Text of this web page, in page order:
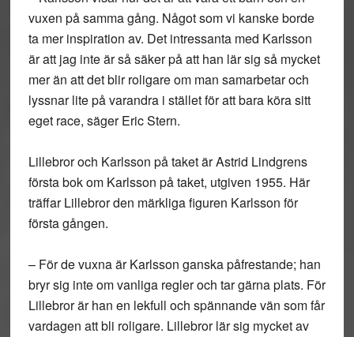
vuxen på samma gång. Något som vi kanske borde
ta mer inspiration av. Det intressanta med Karlsson
är att jag inte är så säker på att han lär sig så mycket
mer än att det blir roligare om man samarbetar och
lyssnar lite på varandra i stället för att bara köra sitt
eget race, säger Eric Stern.
Lillebror och Karlsson på taket är Astrid Lindgrens
första bok om Karlsson på taket, utgiven 1955. Här
träffar Lillebror den märkliga figuren Karlsson för
första gången.
– För de vuxna är Karlsson ganska påfrestande; han
bryr sig inte om vanliga regler och tar gärna plats. För
Lillebror är han en lekfull och spännande vän som får
vardagen att bli roligare. Lillebror lär sig mycket av